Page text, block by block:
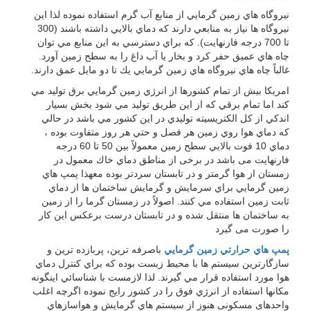
نيروگاه هاي زمين گرمايي از منابع آب گرم استفاده نموده لذا اين
نيروگاه ها نياز به منابعي دارند كه دماي بالايي داشته باشند (300
تا 700 درجه فارنهايت). که براي دسترسي به اين منابع مي توان
چاه هاي عميق حفر كرد و بخار يا آب داغ را به سطح زمين آورد.
غالباً چاه هاي نيروگاه هاي زمين گرمايي يك تا دو مايل عمق دارند.
امريكا بيش از تمام كشورها از انرژي زمين گرمايي برق توليد مي
كند اما تمام برقي كه از اين طريق توليد مي شود بخش بسيار
اندكي از كل الكتريسيته توليدي در اين كشور مي باشد در حالي
كه دماي هوا روي زمين هر فصل و حتي هر روز متفاوت بوده ،
دماي 10 فوت بالايي سطح زمين معمولاً بين 50 تا 60 درجه
فارنهايت می باشد در برخی از مناطق دماي خاك معمول در
زمستان از هوا گرمتر و در تابستان سردتر بوده معهذا پمپ هاي
زمين گرمايي براي سرمايش و گرمايش ساختمان ها از دماي
ثابت زمين استفاده مي كنند. اصولاً در زمستان گرما را از زمين
به ساختمان ها منتقل شده و در تابستان درست برعكس اين كار
را صورت می گیرد
پمپ هاي حرارتي زمين گرمايي باصرفه ترين، پربازده ترين و
سازگارترين سيستم ها با محيط زيست بوده كه براي كنترل دماي
هوا مورد استفاده قرار مي گيرند. لذا لازمست با شناسائي اينگونه
مكانها استفاده از انرژي فوق را در كشور رايج نموده اگرچه اغلب
واحدهای مسکونی هنوز از سيستم هاي گرمايش و هواسازهاي